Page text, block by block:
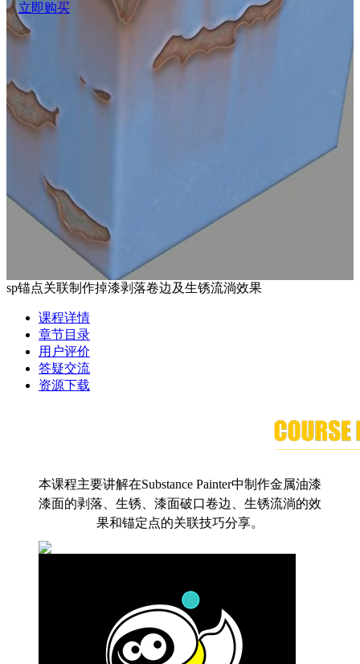
立即购买
sp锚点关联制作掉漆剥落卷边及生锈流淌效果
课程详情
章节目录
用户评价
答疑交流
资源下载
本课程主要讲解在Substance Painter中制作金属油漆
漆面的剥落、生锈、漆面破口卷边、生锈流淌的效
果和锚定点的关联技巧分享。